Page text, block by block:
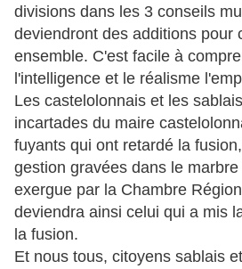
divisions dans les 3 conseils
deviendront des additions pour
ensemble. C'est facile à
l'intelligence et le réalisme
Les castelolonnais et les
incartades du maire
fuyants qui ont retardé la
gestion gravées dans le
exergue par la Chambre
deviendra ainsi celui qui a mis
la fusion.
Et nous tous, citoyens sablais